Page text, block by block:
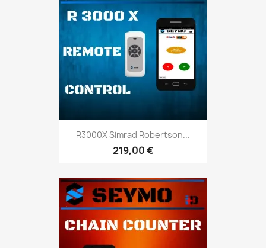
R3000X Simrad Robertson...
219,00 €